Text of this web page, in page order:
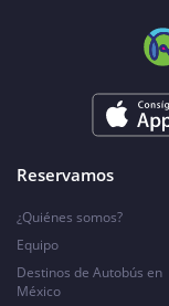
Reservamos
¿Quiénes somos?
Equipo
Destinos de Autobús en
México